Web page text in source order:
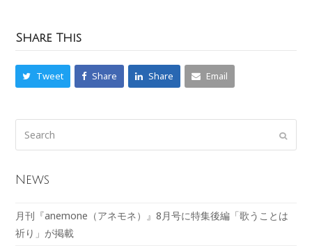
Share This
Tweet Share Share Email
News
月刊『anemone（アネモネ）』8月号に特集後編「歌うことは
祈り」が掲載